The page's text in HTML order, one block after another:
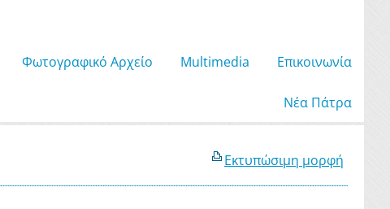
Φωτογραφικό Αρχείο Μultimedia Επικοινωνία
Νέα Πάτρα
Εκτυπώσιμη μορφή